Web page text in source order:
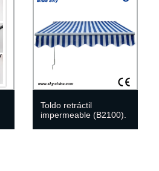
Toldo retráctil
impermeable (B2100).